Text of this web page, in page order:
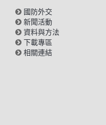
國防外交
新聞活動
資料與方法
下載專區
相關連結